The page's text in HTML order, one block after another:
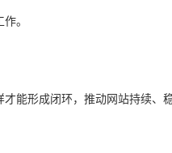
。
形成闭环，推动网站持续、稳